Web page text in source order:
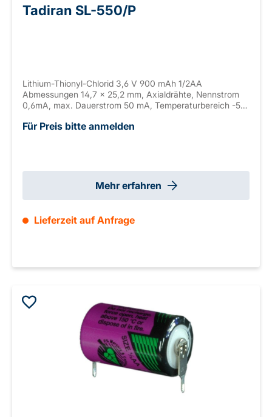
Tadiran SL-550/P
Lithium-Thionyl-Chlorid 3,6 V 900 mAh 1/2AA
Abmessungen 14,7 x 25,2 mm, Axialdrähte, Nennstrom
0,6mA, max. Dauerstrom 50 mA, Temperaturbereich -55
Für Preis bitte anmelden
Mehr erfahren
Lieferzeit auf Anfrage